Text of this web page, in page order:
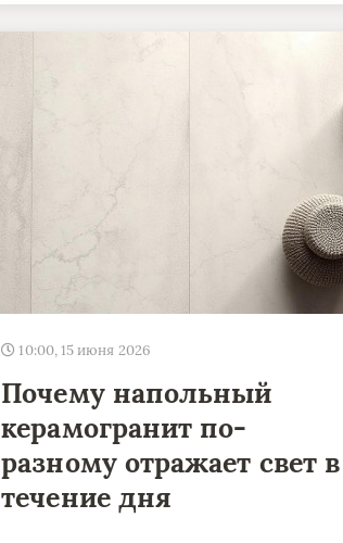
10:00, 15 июня 2026
Почему напольный
керамогранит по-
разному отражает свет в
течение дня